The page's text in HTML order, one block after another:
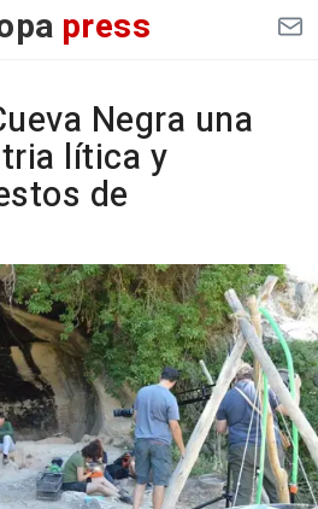
press
Negra una
lítica y
de